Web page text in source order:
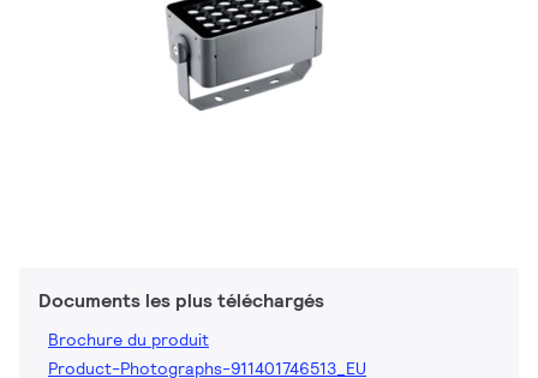
Documents les plus téléchargés
Brochure du produit
Product-Photographs-911401746513_EU